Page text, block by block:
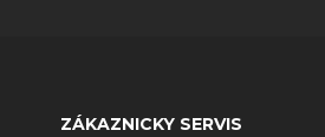
ZÁKAZNICKY SERVIS